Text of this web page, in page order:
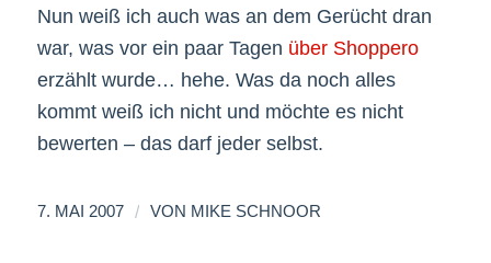
Nun weiß ich auch was an dem Gerücht dran
war, was vor ein paar Tagen über Shoppero
erzählt wurde… hehe. Was da noch alles
kommt weiß ich nicht und möchte es nicht
bewerten – das darf jeder selbst.
7. MAI 2007 / VON MIKE SCHNOOR